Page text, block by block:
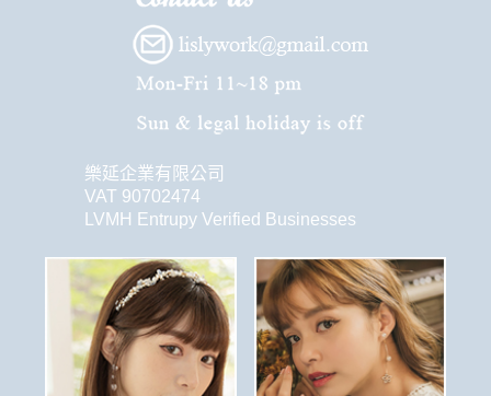
樂延企業有限公司
VAT 90702474
LVMH Entrupy Verified Businesses